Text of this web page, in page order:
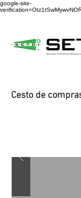
google-site-
Cesto de